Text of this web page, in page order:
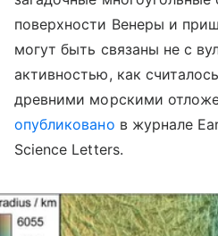
поверхности Венеры и
могут быть связаны не с
активностью, как
древними морскими
опубликовано в журнале
Science Letters.